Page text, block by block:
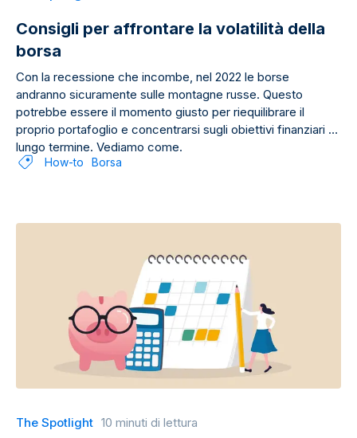
Consigli per affrontare la volatilità della
borsa
Con la recessione che incombe, nel 2022 le borse
andranno sicuramente sulle montagne russe. Questo
potrebbe essere il momento giusto per riequilibrare il
proprio portafoglio e concentrarsi sugli obiettivi finanziari a
lungo termine. Vediamo come.
How-to Borsa
The Spotlight 10 minuti di lettura